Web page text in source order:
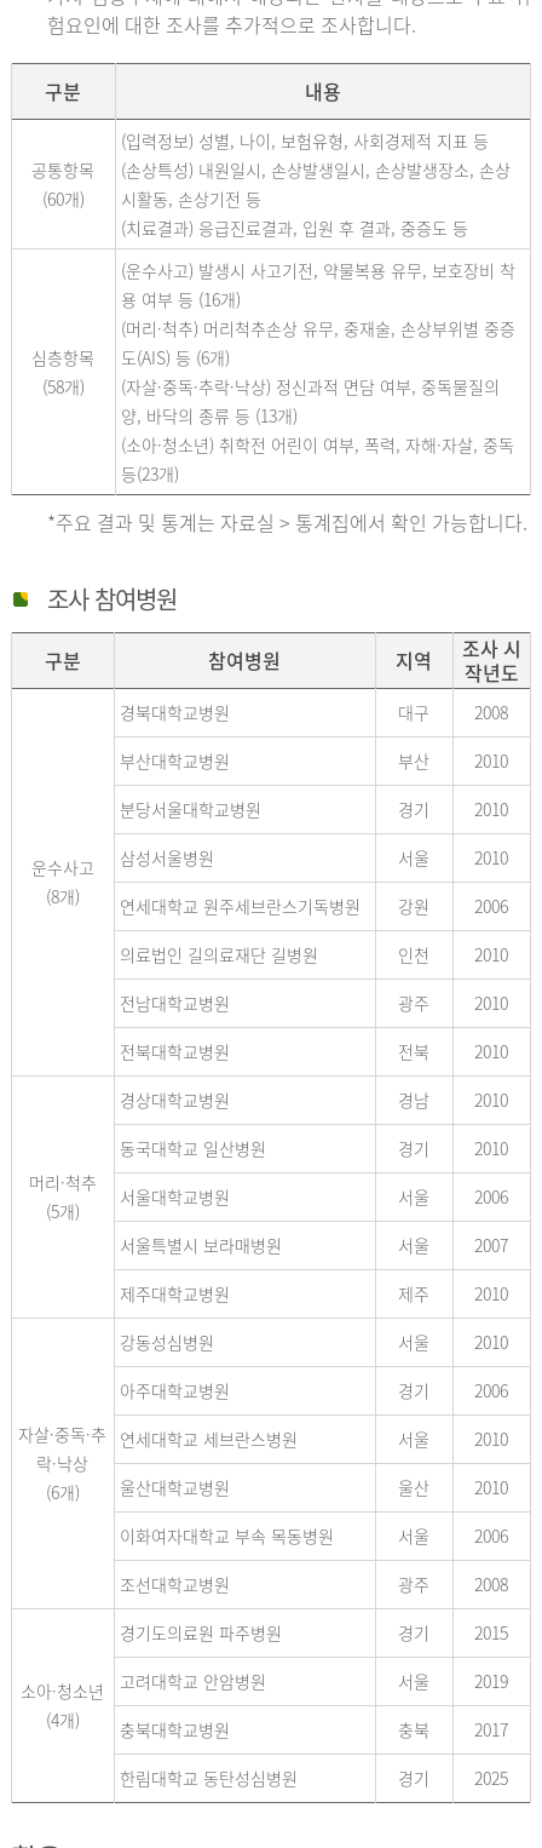
험요인에 대한 조사를 추가적으로 조사합니다.
구분 내용
공통항목
(60개)
(입력정보) 성별, 나이, 보험유형, 사회경제적 지표 등
(손상특성) 내원일시, 손상발생일시, 손상발생장소, 손상
시활동, 손상기전 등
(치료결과) 응급진료결과, 입원 후 결과, 중증도 등
심층항목
(58개)
(운수사고) 발생시 사고기전, 약물복용 유무, 보호장비 착
용 여부 등 (16개)
(머리·척추) 머리척추손상 유무, 중재술, 손상부위별 중증
도(AIS) 등 (6개)
(자살·중독·추락·낙상) 정신과적 면담 여부, 중독물질의
양, 바닥의 종류 등 (13개)
(소아·청소년) 취학전 어린이 여부, 폭력, 자해·자살, 중독
등(23개)
*주요 결과 및 통계는 자료실 > 통계집에서 확인 가능합니다.
조사 참여병원
구분 참여병원 지역
조사 시
작년도
운수사고
(8개)
경북대학교병원 대구
2008
부산대학교병원
부산
2010
분당서울대학교병원
경기
2010
삼성서울병원
서울
2010
연세대학교 원주세브란스기독병원
강원
2006
의료법인 길의료재단 길병원
인천
2010
전남대학교병원
광주
2010
전북대학교병원
전북 2010
머리·척추
(5개)
경상대학교병원 경남
2010
동국대학교 일산병원
경기
2010
서울대학교병원
서울
2006
서울특별시 보라매병원
서울
2007
제주대학교병원
제주 2010
자살·중독·추
락·낙상
(6개)
강동성심병원 서울
2010
아주대학교병원
경기
2006
연세대학교 세브란스병원
서울
2010
울산대학교병원
울산
2010
이화여자대학교 부속 목동병원
서울
2006
조선대학교병원
광주 2008
소아·청소년
(4개)
경기도의료원 파주병원 경기
2015
고려대학교 안암병원
서울
2019
충북대학교병원
충북
2017
한림대학교 동탄성심병원
경기 2025